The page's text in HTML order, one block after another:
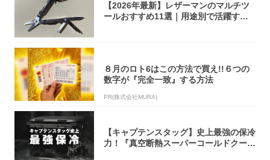
【2026年最新】レザーマンのマルチツ
ールおすすめ11選｜用途別で活躍する
８月のロト6はこの方法で買え!!６つの
数字が『完全一致』する方法
PR(株式会社MURA)
【キャプテンスタッグ】史上最強の保冷
力！『真空断熱スーパーコールドクーラ